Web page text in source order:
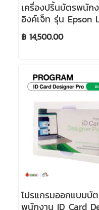
เครื่องปริ้นบัตรพนัก
อิงค์เจ็ท รุ่น Epson
(A4)
฿ 14,500.00
โปรแกรมออกแบบบั
พนักงาน ID Card